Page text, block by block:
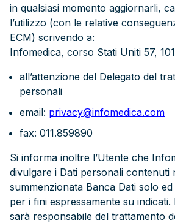
in qualsiasi momento aggiornarli,
l’utilizzo (con le relative
ECM) scrivendo a:
Infomedica, corso Stati Uniti 57,
all’attenzione del Delegato del
personali
email: privacy@infomedica.com
fax: 011.859890
Si informa inoltre l’Utente che
divulgare i Dati personali contenuti
summenzionata Banca Dati solo
per i fini espressamente su
sarà responsabile del trattamento